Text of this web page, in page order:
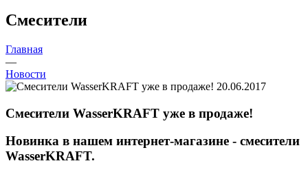
Смесители
Главная
—
Новости
20.06.2017
Смесители WasserKRAFT уже в продаже!
Новинка в нашем интернет-магазине - смесители
WasserKRAFT.